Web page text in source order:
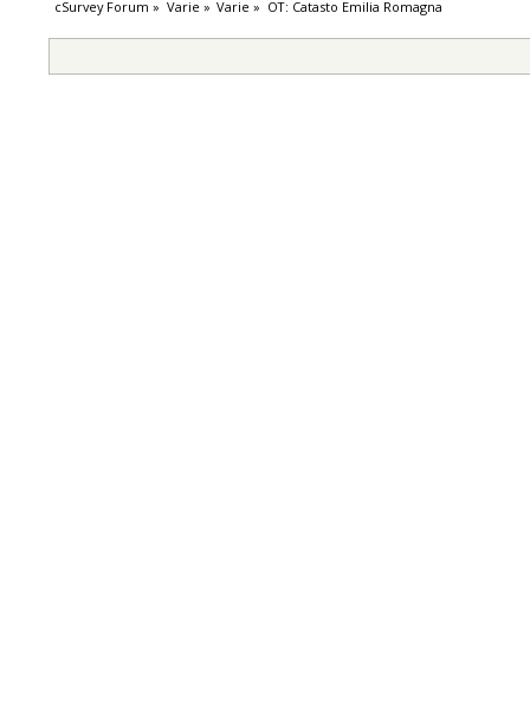
cSurvey Forum » Varie » Varie » OT: Catasto Emilia Romagna